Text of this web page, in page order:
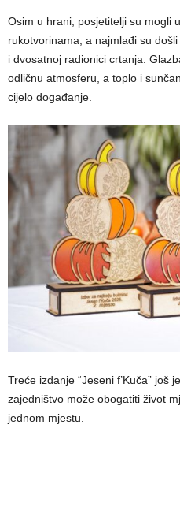
Osim u hrani, posjetitelji su mogli
rukotvorinama, a najmlađi su
i dvosatnoj radionici crtanja.
odličnu atmosferu, a toplo i
cijelo događanje.
Treće izdanje “Jeseni f’Kuča” još
zajedništvo može obogatiti život
jednom mjestu.